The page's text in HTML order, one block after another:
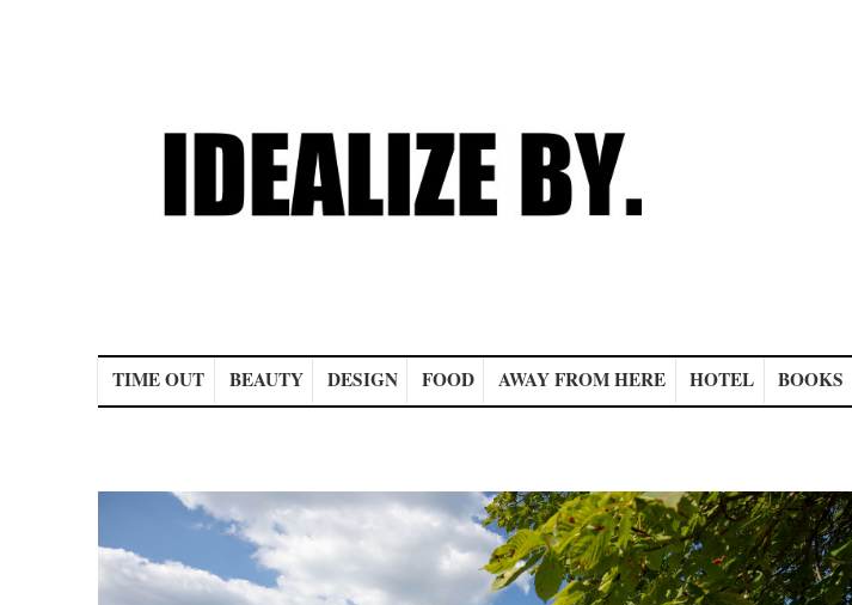
TIME OUT BEAUTY DESIGN FOOD AWAY FROM HERE HOTEL BOOKS
Post navigation